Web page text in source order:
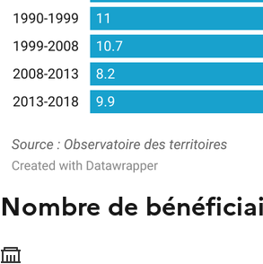
Nombre de